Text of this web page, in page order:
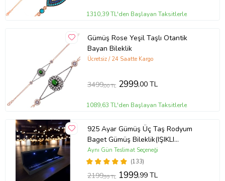
1310,39 TL'den Başlayan Taksitlerle
Gümüş Rose Yeşil Taşlı Otantik
Bayan Bileklik
Ücretsiz / 24 Saatte Kargo
3499,00 TL 2999,00 TL
1089,63 TL'den Başlayan Taksitlerle
925 Ayar Gümüş Üç Taş Rodyum
Baget Gümüş Bileklik(IŞIKLI
KUTULU)
(133)
Aynı Gün Teslimat Seçeneği
2199,99 TL 1999,99 TL